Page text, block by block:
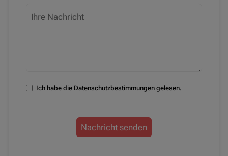
Ich habe die Datenschutzbestimmungen gelesen.
Nachricht senden